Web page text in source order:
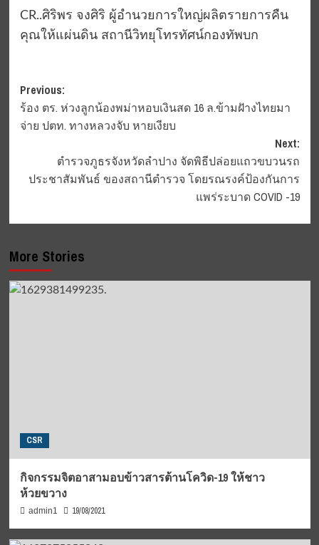
CR..ศิริพร จงศิริ ผู้อำนวยการใหญ่ผลิตรายการคืน
คุณให้แผ่นดิน สถานีวิทยุโทรทัศน์กองทัพบก
Post
navigation
Previous:
ร้อง ตร. ห่วงลูกน้องพม่าหอบเงินสด 16 ล.ข้ามฝัางไทยมา
จ่าย ปตท. ทางหลวงจับ หายเงียบ
Next:
ตำรวจภูธรจังหวัดลำปาง จัดพิธีปล่อยแถวขบวนรถ
ประชาสัมพันธ์ ของสถานีตำรวจ โดยรณรงค์ป้องกันการ
แพร่ระบาด COVID -19
More Stories
CSR
กิจกรรมจิตอาสามอบข้าวสารต้านโควิด-19 ให้ชาว
ห้วยขวาง
admin1 19/08/2021